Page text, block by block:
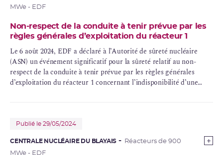
MWe - EDF
Non-respect de la conduite à tenir prévue par les
règles générales d’exploitation du réacteur 1
Le 6 août 2024, EDF a déclaré à l’Autorité de sûreté nucléaire
(ASN) un événement significatif pour la sûreté relatif au non-
respect de la conduite à tenir prévue par les règles générales
d’exploitation du réacteur 1 concernant l’indisponibilité d’une
Publié le 29/05/2024
CENTRALE NUCLÉAIRE DU BLAYAIS
Réacteurs de 900
MWe - EDF